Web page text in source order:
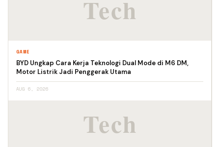
GAME
BYD Ungkap Cara Kerja Teknologi Dual Mode di M6 DM,
Motor Listrik Jadi Penggerak Utama
AUG 6, 2026